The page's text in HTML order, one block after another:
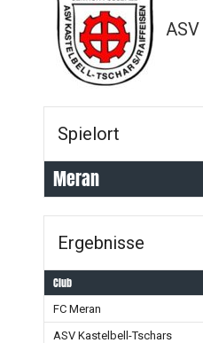
Spielort
Meran
Ergebnisse
Club
FC Meran
ASV Kastelbell-Tschars